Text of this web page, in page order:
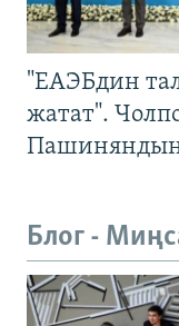
"ЕАЭБдин
жатат".
Блог -